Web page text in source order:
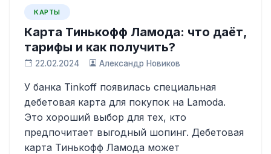
КАРТЫ
Карта Тинькофф Ламода: что даёт,
тарифы и как получить?
22.02.2024 Александр Новиков
У банка Tinkoff появилась специальная
дебетовая карта для покупок на Lamoda.
Это хороший выбор для тех, кто
предпочитает выгодный шопинг. Дебетовая
карта Тинькофф Ламода может